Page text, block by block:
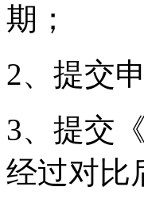
期；
2、提交
3、提交
经过对比